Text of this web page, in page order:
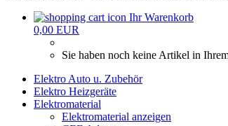
Ihr Warenkorb
0,00 EUR
Sie haben noch keine Artikel in
Elektro Auto u. Zubehör
Elektro Heizgeräte
Elektromaterial
Elektromaterial anzeigen